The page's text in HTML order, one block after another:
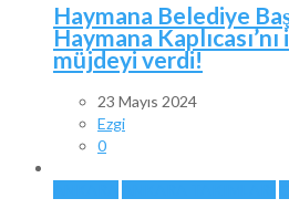
Haymana Belediye
Haymana
müjdeyi verdi!
23 Mayıs 2024
Ezgi
0